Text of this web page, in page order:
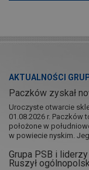
AKTUALNOŚCI
Paczków zyskał
Uroczyste otwarcie
01.08.2026 r.
położone w
w powiecie nyskim.
Grupa PSB i
Ruszył